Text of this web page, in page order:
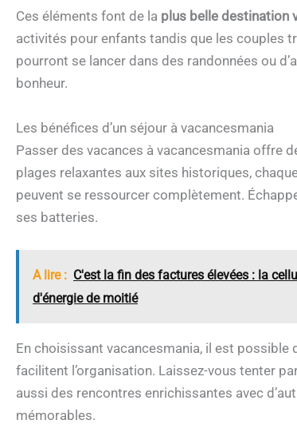
Ces éléments font de la plus belle destination
activités pour enfants tandis que les couples
pourront se lancer dans des randonnées ou
bonheur.
Les bénéfices d’un séjour à vacancesmania
Passer des vacances à vacancesmania offre
plages relaxantes aux sites historiques,
peuvent se ressourcer complètement.
ses batteries.
A lire : C'est la fin des factures élevées : la
d'énergie de moitié
En choisissant vacancesmania, il est possible
facilitent l’organisation. Laissez-vous tenter
aussi des rencontres enrichissantes avec
mémorables.